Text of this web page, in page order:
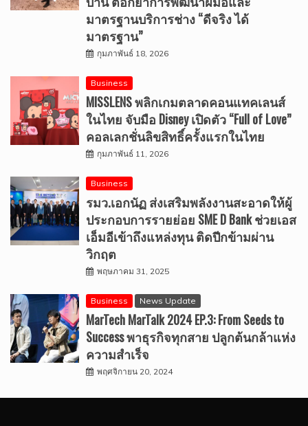
มาตรฐานบริการช่าง “ดีจริง ได้
มาตรฐาน”
กุมภาพันธ์ 18, 2026
Business
MISSLENS พลิกเกมตลาดคอนแทคเลนส์
ในไทย จับมือ Disney เปิดตัว “Full of Love”
คอลเลกชั่นลิขสิทธิ์ครั้งแรกในไทย
กุมภาพันธ์ 11, 2026
Business
รมว.เอกนัฏ ส่งเสริมพลังงานสะอาดให้ผู้
ประกอบการรายย่อย SME D Bank ช่วยเอส
เอ็มอีเข้าถึงแหล่งทุน ติดปีกข้ามผ่าน
วิกฤต
พฤษภาคม 31, 2025
Business News Update
MarTech MarTalk 2024 EP.3: From Seeds to
Success พาธุรกิจทุกสาย ปลูกต้นกล้าแห่ง
ความสำเร็จ
พฤศจิกายน 20, 2024